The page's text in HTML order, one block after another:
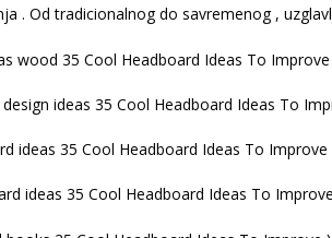
. Od tradicionalnog do savremenog ,